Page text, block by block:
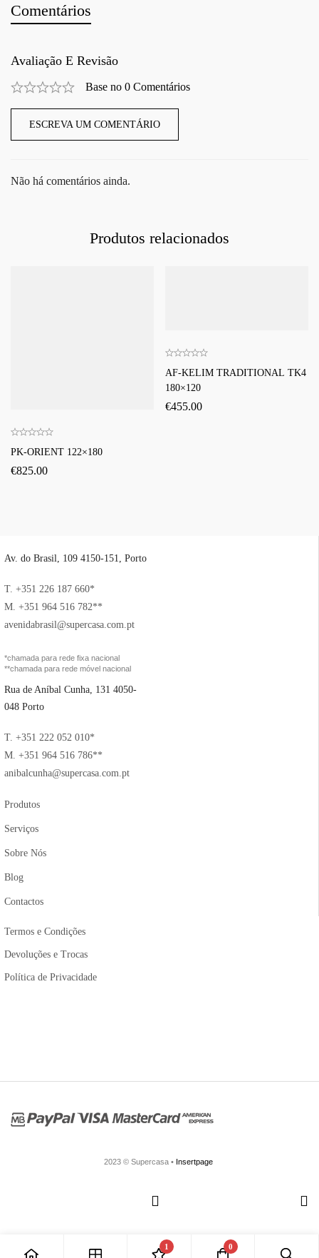
Comentários
Avaliação E Revisão
Base no 0 Comentários
ESCREVA UM COMENTÁRIO
Não há comentários ainda.
Produtos relacionados
PK-ORIENT 122×180
€825.00
AF-KELIM TRADITIONAL TK4
180×120
€455.00
Av. do Brasil, 109 4150-151, Porto
T. +351 226 187 660*
M. +351 964 516 782**
avenidabrasil@supercasa.com.pt
*chamada para rede fixa nacional
**chamada para rede móvel nacional
Rua de Aníbal Cunha, 131 4050-
048 Porto
T. +351 222 052 010*
M. +351 964 516 786**
anibalcunha@supercasa.com.pt
Produtos
Serviços
Sobre Nós
Blog
Contactos
Termos e Condições
Devoluções e Trocas
Política de Privacidade
2023 © Supercasa • Insertpage
1 0